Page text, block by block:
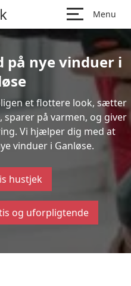
Menu
på nye vinduer i
et flottere look, sætter
på varmen, og giver
Vi hjælper dig med at
vinduer i Ganløse.
hustjek
og uforpligtende